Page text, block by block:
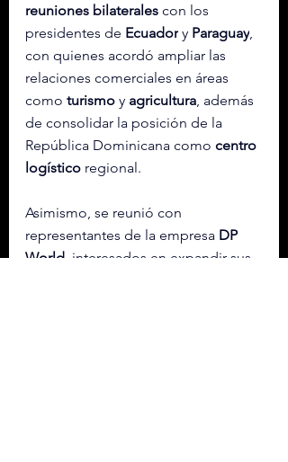
reuniones bilaterales con los
presidentes de Ecuador y Paraguay
con quienes acordó ampliar las
relaciones comerciales en áreas
como turismo y agricultura , además
de consolidar la posición de la
República Dominicana como centro
logístico regional.
Asimismo, se reunió con
representantes de la empresa DP
World , interesados en expandir sus